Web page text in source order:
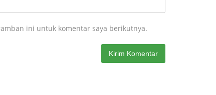
ini untuk komentar saya berikutnya.